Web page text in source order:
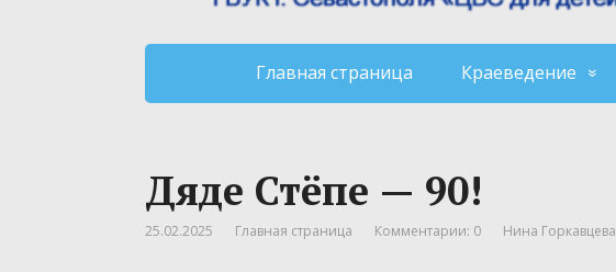
Главная страница Краеведение
Дяде Стёпе — 90!
25.02.2025 Главная страница Комментарии: 0 Нина Горкавцева